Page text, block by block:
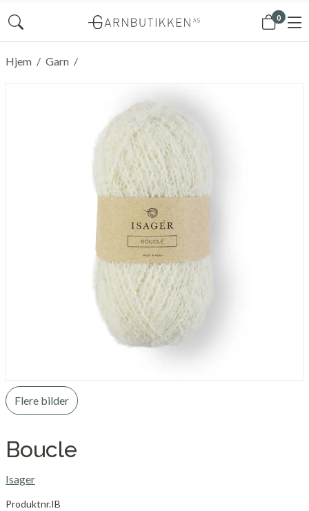
0
/
Hjem /
Garn
Flere bilder
Boucle
Isager
Produktnr.IB